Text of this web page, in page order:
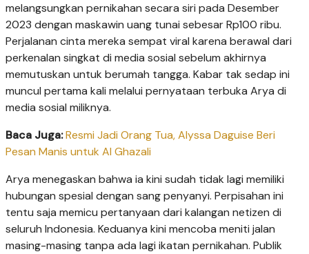
melangsungkan pernikahan secara siri pada Desember
2023 dengan maskawin uang tunai sebesar Rp100 ribu.
Perjalanan cinta mereka sempat viral karena berawal dari
perkenalan singkat di media sosial sebelum akhirnya
memutuskan untuk berumah tangga. Kabar tak sedap ini
muncul pertama kali melalui pernyataan terbuka Arya di
media sosial miliknya.
Baca Juga:Resmi Jadi Orang Tua, Alyssa Daguise Beri
Pesan Manis untuk Al Ghazali
Arya menegaskan bahwa ia kini sudah tidak lagi memiliki
hubungan spesial dengan sang penyanyi. Perpisahan ini
tentu saja memicu pertanyaan dari kalangan netizen di
seluruh Indonesia. Keduanya kini mencoba meniti jalan
masing-masing tanpa ada lagi ikatan pernikahan. Publik